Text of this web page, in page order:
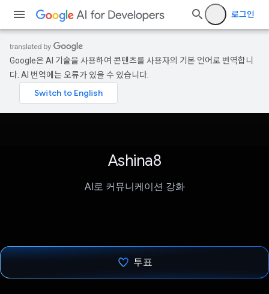
로그인
Google은 AI 기술을 사용하여 콘텐츠를 사용자의 기본 언어로 번역합니
다. AI 번역에는 오류가 있을 수 있습니다.
Ashina8
AI로 커뮤니케이션 강화
투표